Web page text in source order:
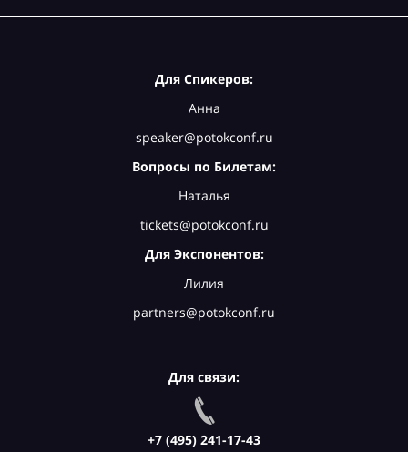
Для Спикеров:
Анна
speaker@potokconf.ru
Вопросы по Билетам:
Наталья
tickets@potokconf.ru
Для Экспонентов:
Лилия
partners@potokconf.ru
Для связи:
+7 (495) 241-17-43